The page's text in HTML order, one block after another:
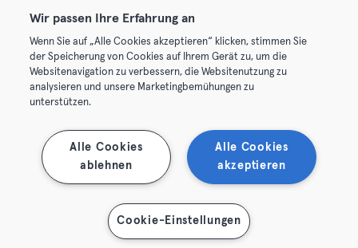
© 2026 Urban Sports Group GmbH. All rights reserved.
Terms & Conditions
Terminate contracts here Withdraw contracts here
Wir passen Ihre Erfahrung an
Wenn Sie auf „Alle Cookies akzeptieren“ klicken, stimmen Sie
der Speicherung von Cookies auf Ihrem Gerät zu, um die
Websitenavigation zu verbessern, die Websitenutzung zu
analysieren und unsere Marketingbemühungen zu
unterstützen.
Alle Cookies
akzeptieren
Alle Cookies
ablehnen
Cookie-Einstellungen